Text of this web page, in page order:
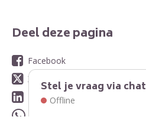
Deel deze pagina
Facebook
X
LinkedIn
Stel je vraag via chat
Offline